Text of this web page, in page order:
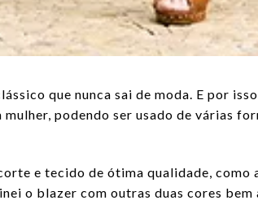
que nunca sai de moda. E por
podendo ser usado de várias
e tecido de ótima qualidade, como
o blazer com outras duas cores